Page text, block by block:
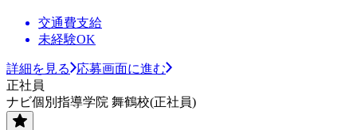
交通費支給
未経験OK
詳細を見る
応募画面に進む
正社員
ナビ個別指導学院 舞鶴校(正社員)